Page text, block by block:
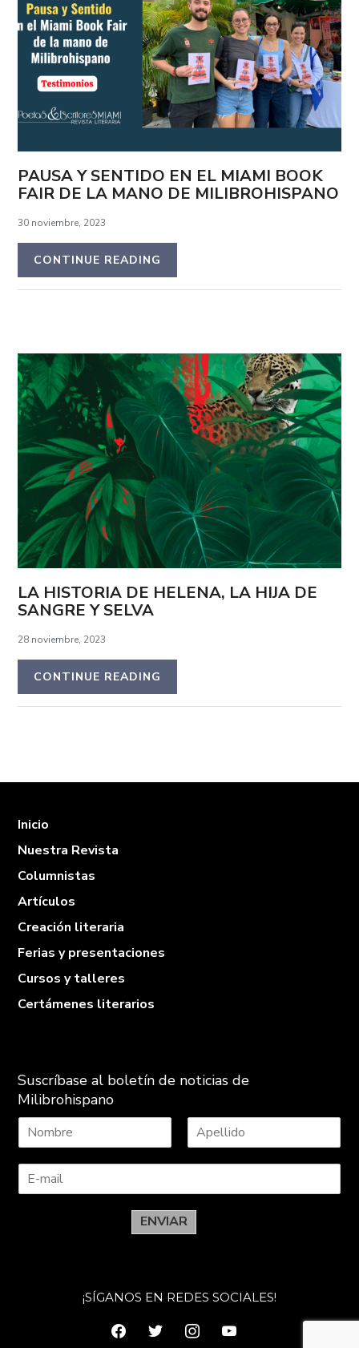
PAUSA Y SENTIDO EN EL MIAMI BOOK
FAIR DE LA MANO DE MILIBROHISPANO
30 noviembre, 2023
CONTINUE READING
LA HISTORIA DE HELENA, LA HIJA DE
SANGRE Y SELVA
28 noviembre, 2023
CONTINUE READING
Inicio
Nuestra Revista
Columnistas
Artículos
Creación literaria
Ferias y presentaciones
Cursos y talleres
Certámenes literarios
Suscríbase al boletín de noticias de
Milibrohispano
o
b
p
l
d
ENVIAR
¡SÍGANOS EN REDES SOCIALES!
facebooktwitterinstagramyoutube